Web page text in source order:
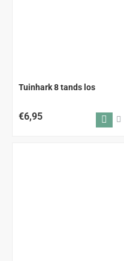
Tuinhark 8 tands los
€6,95